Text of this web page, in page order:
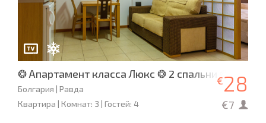
❂ Апартамент класса Люкс ❂ 2 спальни
Болгария | Равда
Квартира | Комнат: 3 | Гостей: 4
€28
€7